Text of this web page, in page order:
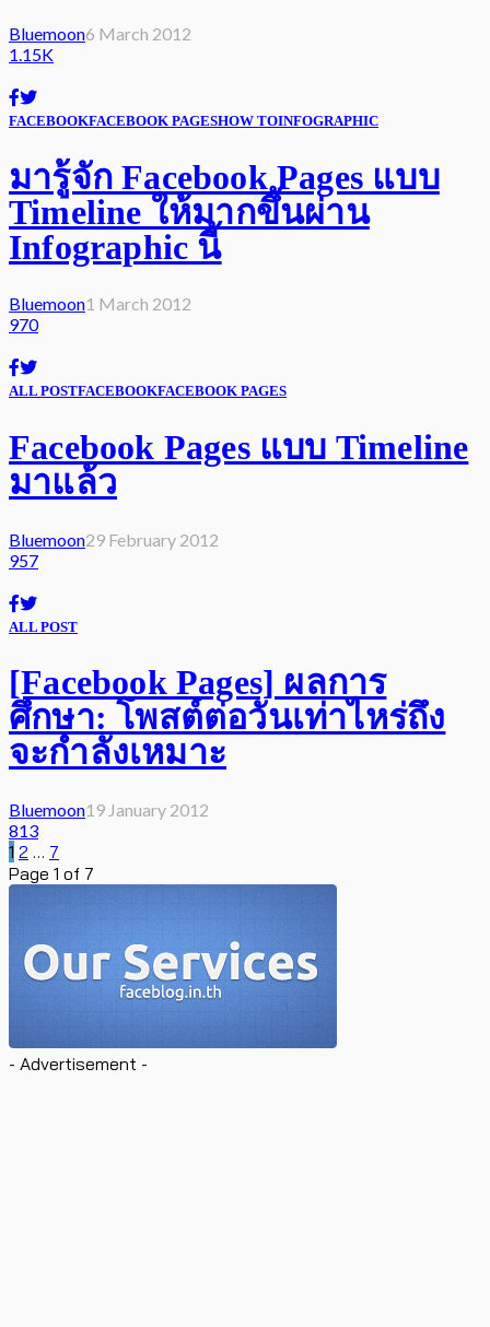
Bluemoon6 March 2012
1.15K
FACEBOOKFACEBOOK PAGESHOW TOINFOGRAPHIC
มารู้จัก Facebook Pages แบบ
Timeline ให้มากขึ้นผ่าน
Infographic นี้
Bluemoon1 March 2012
970
ALL POSTFACEBOOKFACEBOOK PAGES
Facebook Pages แบบ Timeline
มาแล้ว
Bluemoon29 February 2012
957
ALL POST
[Facebook Pages] ผลการ
ศึกษา: โพสต์ต่อวันเท่าไหร่ถึง
จะกำลังเหมาะ
Bluemoon19 January 2012
813
1 2 … 7
Page 1 of 7
- Advertisement -